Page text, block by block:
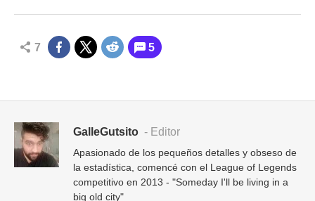
7 5
GalleGutsito - Editor
Apasionado de los pequeños detalles y obseso de
la estadística, comencé con el League of Legends
competitivo en 2013 - "Someday I'll be living in a
big old city"